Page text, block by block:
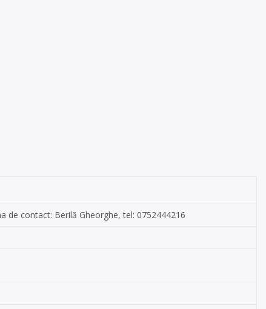
de contact: Berilă Gheorghe, tel: 0752444216